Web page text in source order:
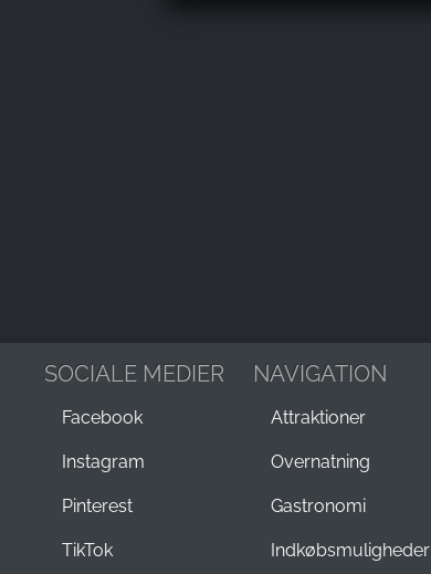
SOCIALE MEDIER
Facebook
Instagram
Pinterest
TikTok
NAVIGATION
Attraktioner
Overnatning
Gastronomi
Indkøbsmuligheder